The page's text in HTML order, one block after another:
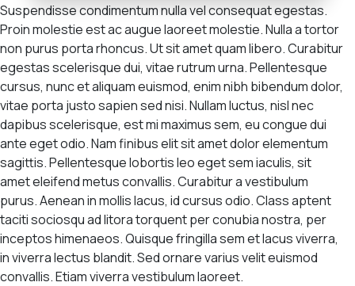
Suspendisse condimentum nulla vel consequat egestas.
Proin molestie est ac augue laoreet molestie. Nulla a tortor
non purus porta rhoncus. Ut sit amet quam libero. Curabitur
egestas scelerisque dui, vitae rutrum urna. Pellentesque
cursus, nunc et aliquam euismod, enim nibh bibendum dolor,
vitae porta justo sapien sed nisi. Nullam luctus, nisl nec
dapibus scelerisque, est mi maximus sem, eu congue dui
ante eget odio. Nam finibus elit sit amet dolor elementum
sagittis. Pellentesque lobortis leo eget sem iaculis, sit
amet eleifend metus convallis. Curabitur a vestibulum
purus. Aenean in mollis lacus, id cursus odio. Class aptent
taciti sociosqu ad litora torquent per conubia nostra, per
inceptos himenaeos. Quisque fringilla sem et lacus viverra,
in viverra lectus blandit. Sed ornare varius velit euismod
convallis. Etiam viverra vestibulum laoreet.